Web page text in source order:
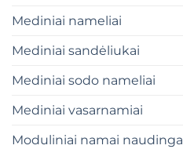
Mediniai nameliai
Mediniai sandėliukai
Mediniai sodo nameliai
Mediniai vasarnamiai
Moduliniai namai naudinga